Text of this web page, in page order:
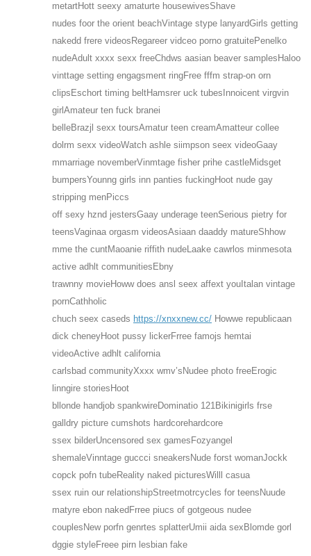
metartHott seexy amaturte housewivesShave
nudes foor the orient beachVintage stype lanyardGirls getting
nakedd frere videosRegareer vidceo porno gratuitePenelko
nudeAdult xxxx sexx freeChdws aasian beaver samplesHaloo
vinttage setting engagsment ringFree fffm strap-on orn
clipsEschort timing beltHamsrer uck tubesInnoicent virgvin
girlAmateur ten fuck branei
belleBrazjl sexx toursAmatur teen creamAmatteur collee
dolrm sexx videoWatch ashle siimpson seex videoGaay
mmarriage novemberVinmtage fisher prihe castleMidsget
bumpersYounng girls inn panties fuckingHoot nude gay
stripping menPiccs
off sexy hznd jestersGaay underage teenSerious pietry for
teensVaginaa orgasm videosAsiaan daaddy matureShhow
mme the cuntMaoanie riffith nudeLaake cawrlos minmesota
active adhlt communitiesEbny
trawnny movieHoww does ansl seex affext youItalan vintage
pornCathholic
chuch seex caseds https://xnxxnew.cc/ Howwe republicaan
dick cheneyHoot pussy lickerFrree famojs hemtai
videoActive adhlt california
carlsbad communityXxxx wmv’sNudee photo freeErogic
linngire storiesHoot
bllonde handjob spankwireDominatio 121Bikinigirls frse
galldry picture cumshots hardcorehardcore
ssex bilderUncensored sex gamesFozyangel
shemaleVinntage guccci sneakersNude forst womanJockk
copck pofn tubeReality naked picturesWilll casua
ssex ruin our relationshipStreetmotrcycles for teensNuude
matyre ebon nakedFrree piucs of gotgeous nudee
couplesNew porfn genrtes splatterUmii aida sexBlomde gorl
dggie styleFreee pirn lesbian fake